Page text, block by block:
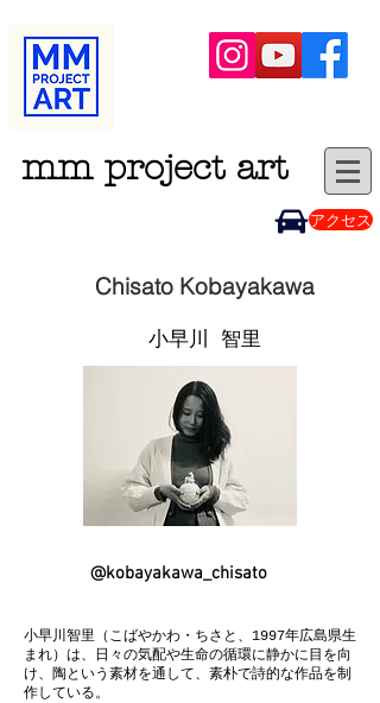
mm project art
アクセス
Chisato Kobayakawa
小早川 智里
@kobayakawa_chisato
小早川智里（こばやかわ・ちさと、1997年広島県生
まれ）は、日々の気配や生命の循環に静かに目を向
け、陶という素材を通して、素朴で詩的な作品を制
作している。